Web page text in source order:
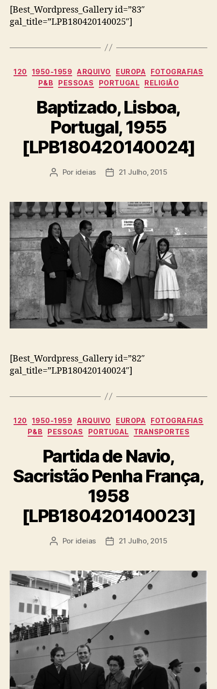
[Best_Wordpress_Gallery id=”83″
gal_title=”LPB180420140025″]
Categorias
120 1950-1959 ARQUIVO EUROPA
FOTOGRAFIAS
P&B
PESSOAS PORTUGAL RELIGIÃO
Baptizado, Lisboa,
Portugal, 1955
[LPB180420140024]
Autor
Por ideias
Data21 Julho, 2015
[Best_Wordpress_Gallery id=”82″
gal_title=”LPB180420140024″]
Categorias
120 1950-1959 ARQUIVO EUROPA
FOTOGRAFIAS
P&B
PESSOAS PORTUGAL TRANSPORTES
Partida de Navio,
Sacristão Penha França,
1958
[LPB180420140023]
Autor
Por ideias
Data21 Julho, 2015